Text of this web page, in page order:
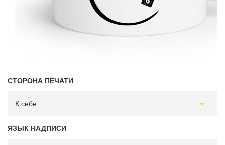
СТОРОНА ПЕЧАТИ
ЯЗЫК НАДПИСИ